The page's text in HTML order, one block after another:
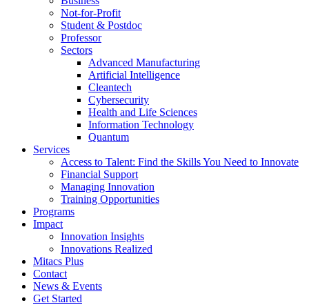
Not-for-Profit
Student & Postdoc
Professor
Sectors
Advanced Manufacturing
Artificial Intelligence
Cleantech
Cybersecurity
Health and Life Sciences
Information Technology
Quantum
Services
Access to Talent: Find the Skills You Need to Innovate
Financial Support
Managing Innovation
Training Opportunities
Programs
Impact
Innovation Insights
Innovations Realized
Mitacs Plus
Contact
News & Events
Get Started